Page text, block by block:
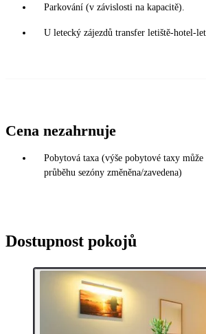
Parkování (v závislosti na kapacitě).
U letecký zájezdů transfer letiště-hotel-
Cena nezahrnuje
Pobytová taxa (výše pobytové taxy
průběhu sezóny změněna/zavedena)
Dostupnost pokojů